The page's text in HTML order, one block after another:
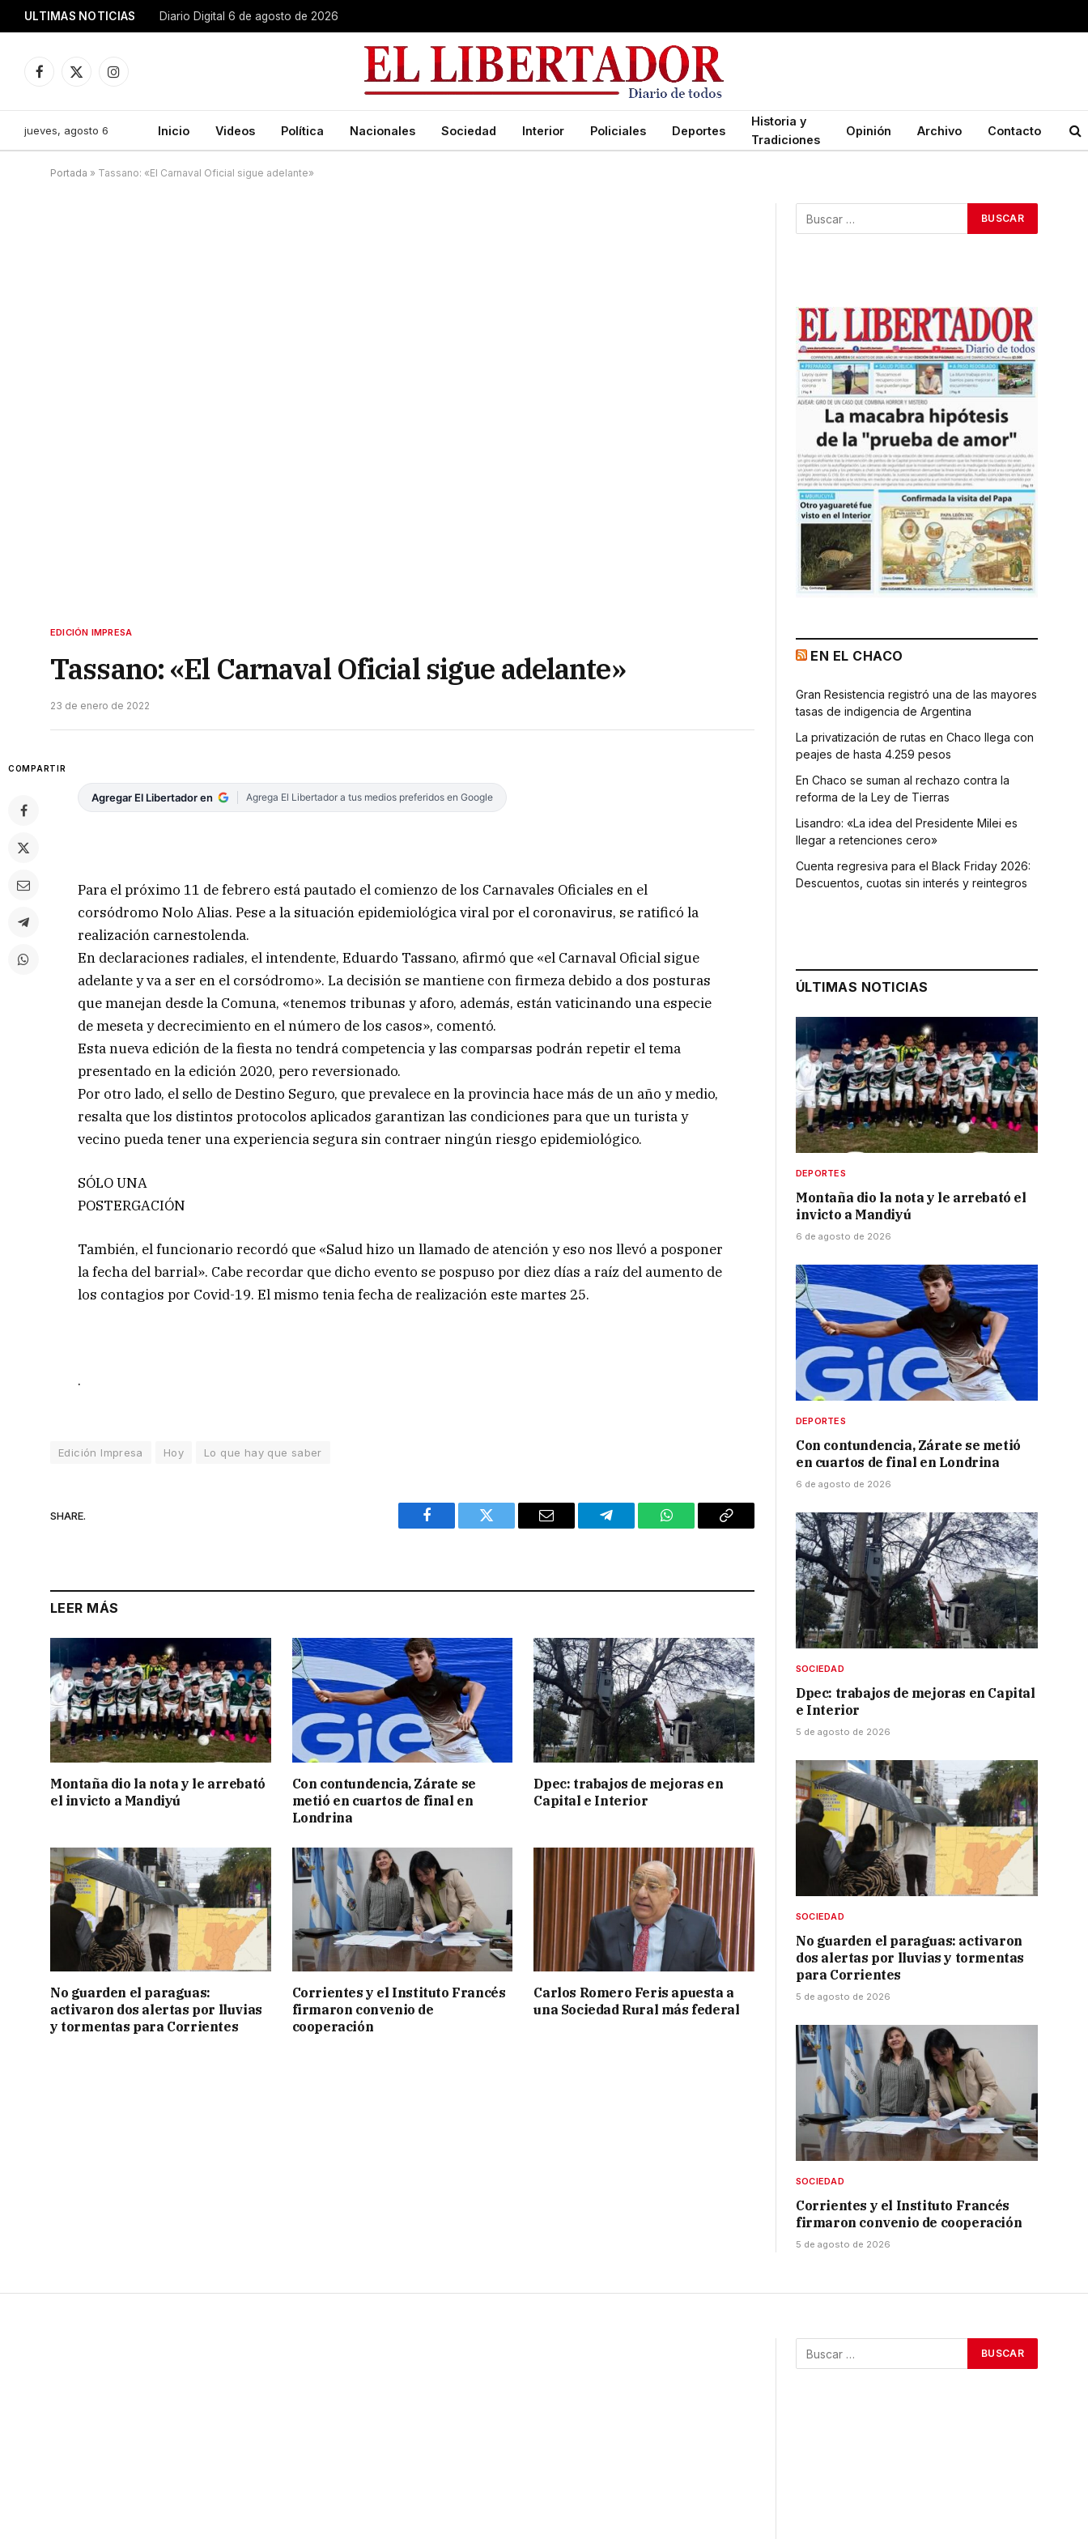
ULTIMAS NOTICIAS Diario Digital 6 de agosto de 2026
Facebook
X
Instagram
jueves, agosto 6 Inicio Videos Política Nacionales Sociedad Interior Policiales Deportes
Historia y
Tradiciones
Opinión Archivo Contacto
Portada » Tassano: «El Carnaval Oficial sigue adelante»
EDICIÓN IMPRESA
Tassano: «El Carnaval Oficial sigue adelante»
23 de enero de 2022
COMPARTIR
Agregar El Libertador en Agrega El Libertador a tus medios preferidos en Google
Para el próximo 11 de febrero está pautado el comienzo de los Carnavales Oficiales en el
corsódromo Nolo Alias. Pese a la situación epidemiológica viral por el coronavirus, se ratificó la
realización carnestolenda.
En declaraciones radiales, el intendente, Eduardo Tassano, afirmó que «el Carnaval Oficial sigue
adelante y va a ser en el corsódromo». La decisión se mantiene con firmeza debido a dos posturas
que manejan desde la Comuna, «tenemos tribunas y aforo, además, están vaticinando una especie
de meseta y decrecimiento en el número de los casos», comentó.
Esta nueva edición de la fiesta no tendrá competencia y las comparsas podrán repetir el tema
presentado en la edición 2020, pero reversionado.
Por otro lado, el sello de Destino Seguro, que prevalece en la provincia hace más de un año y medio,
resalta que los distintos protocolos aplicados garantizan las condiciones para que un turista y
vecino pueda tener una experiencia segura sin contraer ningún riesgo epidemiológico.
SÓLO UNA
POSTERGACIÓN
También, el funcionario recordó que «Salud hizo un llamado de atención y eso nos llevó a posponer
la fecha del barrial». Cabe recordar que dicho evento se pospuso por diez días a raíz del aumento de
los contagios por Covid-19. El mismo tenia fecha de realización este martes 25.
.
Edición Impresa Hoy Lo que hay que saber
SHARE.
Facebook Twitter Email Telegram WhatsAppCopy
LEER MÁS
Montaña dio la nota y le arrebató
el invicto a Mandiyú
Con contundencia, Zárate se
metió en cuartos de final en
Londrina
Dpec: trabajos de mejoras en
Capital e Interior
No guarden el paraguas:
activaron dos alertas por lluvias
y tormentas para Corrientes
Corrientes y el Instituto Francés
firmaron convenio de
cooperación
Carlos Romero Feris apuesta a
una Sociedad Rural más federal
EN EL CHACO
Gran Resistencia registró una de las mayores
tasas de indigencia de Argentina
La privatización de rutas en Chaco llega con
peajes de hasta 4.259 pesos
En Chaco se suman al rechazo contra la
reforma de la Ley de Tierras
Lisandro: «La idea del Presidente Milei es
llegar a retenciones cero»
Cuenta regresiva para el Black Friday 2026:
Descuentos, cuotas sin interés y reintegros
ÚLTIMAS NOTICIAS
DEPORTES
Montaña dio la nota y le arrebató el
invicto a Mandiyú
6 de agosto de 2026
DEPORTES
Con contundencia, Zárate se metió
en cuartos de final en Londrina
6 de agosto de 2026
SOCIEDAD
Dpec: trabajos de mejoras en Capital
e Interior
5 de agosto de 2026
SOCIEDAD
No guarden el paraguas: activaron
dos alertas por lluvias y tormentas
para Corrientes
5 de agosto de 2026
SOCIEDAD
Corrientes y el Instituto Francés
firmaron convenio de cooperación
5 de agosto de 2026